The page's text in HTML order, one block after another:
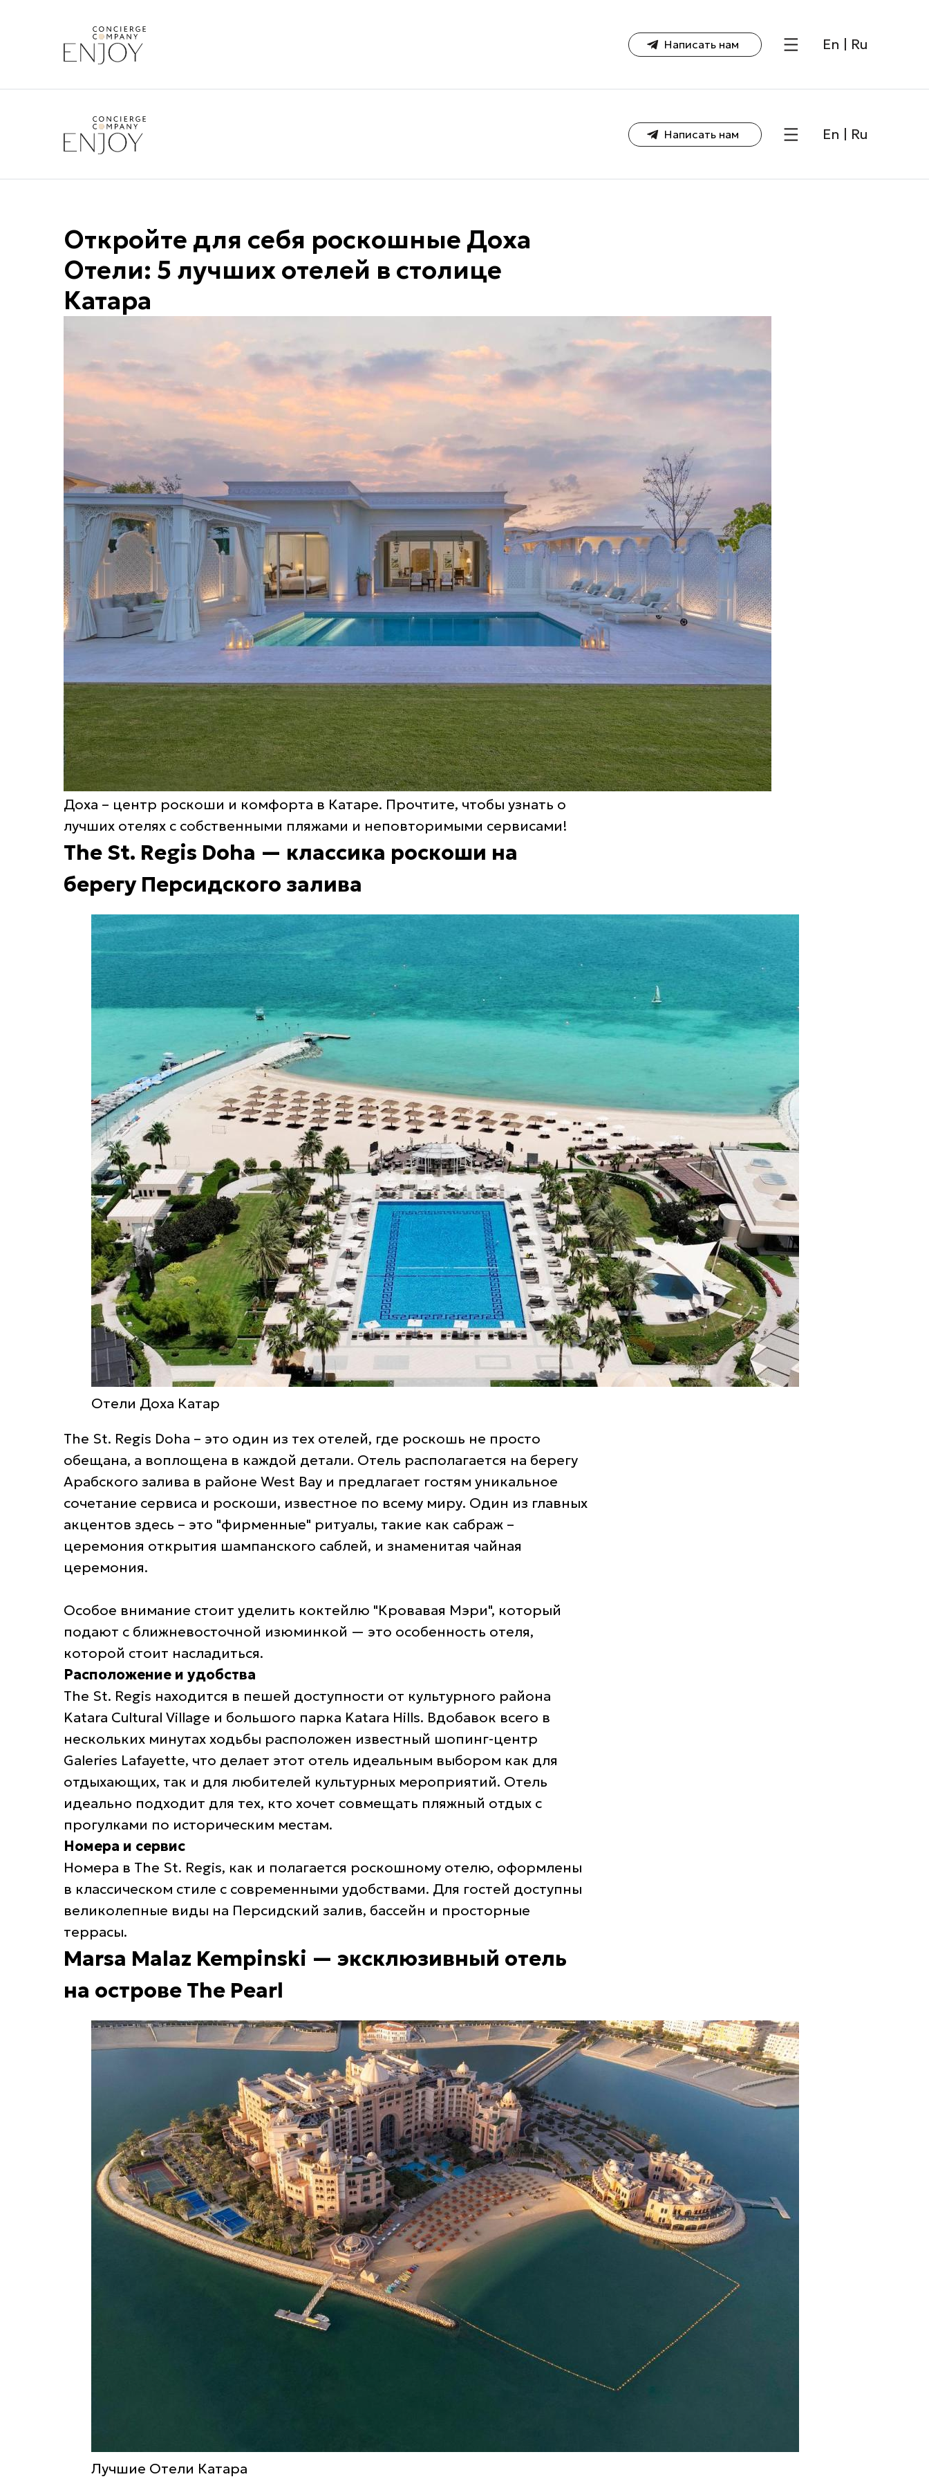
Написать нам En | Ru
Написать нам En | Ru
Откройте для себя роскошные Доха
Отели: 5 лучших отелей в столице
Катара
Доха – центр роскоши и комфорта в Катаре. Прочтите, чтобы узнать о
лучших отелях с собственными пляжами и неповторимыми сервисами!
The St. Regis Doha — классика роскоши на
берегу Персидского залива
Отели Доха Катар
The St. Regis Doha – это один из тех отелей, где роскошь не просто
обещана, а воплощена в каждой детали. Отель располагается на берегу
Арабского залива в районе West Bay и предлагает гостям уникальное
сочетание сервиса и роскоши, известное по всему миру. Один из главных
акцентов здесь – это "фирменные" ритуалы, такие как сабраж –
церемония открытия шампанского саблей, и знаменитая чайная
церемония.
Особое внимание стоит уделить коктейлю "Кровавая Мэри", который
подают с ближневосточной изюминкой — это особенность отеля,
которой стоит насладиться.
Расположение и удобства
The St. Regis находится в пешей доступности от культурного района
Katara Cultural Village и большого парка Katara Hills. Вдобавок всего в
нескольких минутах ходьбы расположен известный шопинг-центр
Galeries Lafayette, что делает этот отель идеальным выбором как для
отдыхающих, так и для любителей культурных мероприятий. Отель
идеально подходит для тех, кто хочет совмещать пляжный отдых с
прогулками по историческим местам.
Номера и сервис
Номера в The St. Regis, как и полагается роскошному отелю, оформлены
в классическом стиле с современными удобствами. Для гостей доступны
великолепные виды на Персидский залив, бассейн и просторные
террасы.
Marsa Malaz Kempinski — эксклюзивный отель
на острове The Pearl
Лучшие Отели Катара